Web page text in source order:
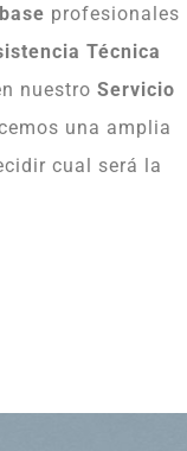
profesionales
Técnica
nuestro Servicio
una amplia
cual será la